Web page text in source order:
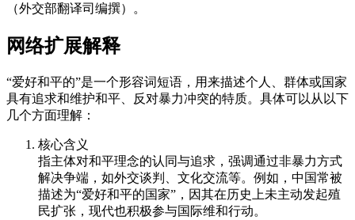
（外交部翻译司编撰）。
网络扩展解释
“爱好和平的”是一个形容词短语，用来描述个人、群体或国家
具有追求和维护和平、反对暴力冲突的特质。具体可以从以下
几个方面理解：
核心含义
指主体对和平理念的认同与追求，强调通过非暴力方式
解决争端，如外交谈判、文化交流等。例如，中国常被
描述为“爱好和平的国家”，因其在历史上未主动发起殖
民扩张，现代也积极参与国际维和行动。